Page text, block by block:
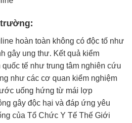
hoàn toàn không có độc tố như
gây ung thư. Kết quả kiểm
tế như trung tâm nghiên cứu
như các cơ quan kiểm nghiệm
uống hứng từ mái lợp
gây độc hại và đáp ứng yêu
của Tổ Chức Y Tế Thế Giới